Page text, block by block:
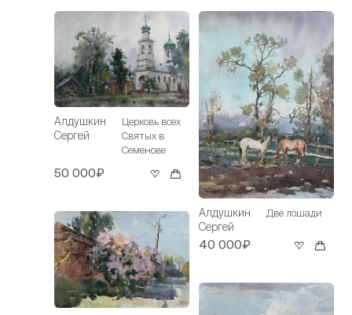
Алдушкин
Сергей
Церковь всех
Святых в
Семенове
50 000₽
Алдушкин
Сергей
Две лошади
40 000₽